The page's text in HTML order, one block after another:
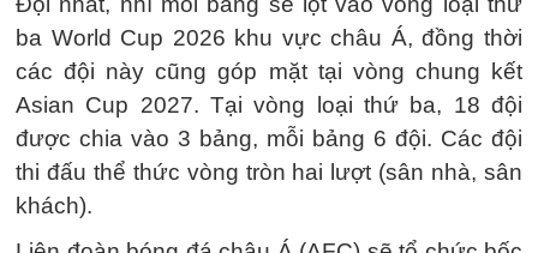
ba World Cup 2026 khu vực châu Á, đồng thời
các đội này cũng góp mặt tại vòng chung kết
Asian Cup 2027. Tại vòng loại thứ ba, 18 đội
được chia vào 3 bảng, mỗi bảng 6 đội. Các đội
thi đấu thể thức vòng tròn hai lượt (sân nhà, sân
khách).